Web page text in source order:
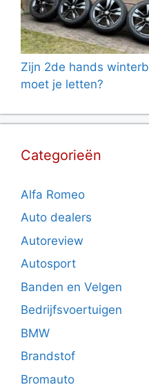
Zijn 2de hands
moet je letten?
Categorieën
Alfa Romeo
Auto dealers
Autoreview
Autosport
Banden en Velgen
Bedrijfsvoertuigen
BMW
Brandstof
Bromauto